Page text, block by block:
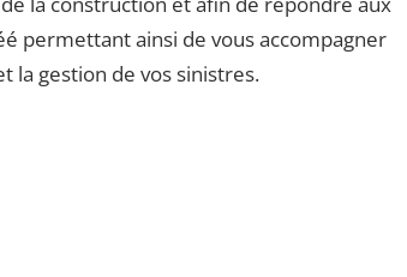
permettant ainsi de vous accompagner
la gestion de vos sinistres.